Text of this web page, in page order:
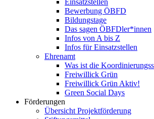
Einsatzstellen
Bewerbung ÖBFD
Bildungstage
Das sagen ÖBFDler*innen
Infos von A bis Z
Infos für Einsatzstellen
Ehrenamt
Was ist die
Freiwillick Grün
Freiwillick Grün Aktiv!
Green Social Days
Förderungen
Übersicht Projektförderung